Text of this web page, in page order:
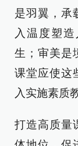
是羽翼，承
入温度塑
生；审美是
课堂应使这
入实施素质
打造高质量